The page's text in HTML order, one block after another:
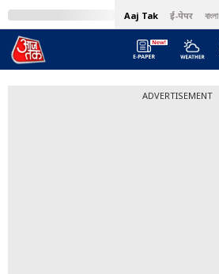
Aaj Tak ई-पेपर বাংলা
ADVERTISEMENT